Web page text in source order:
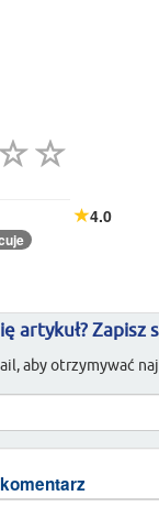
4.0
artykuł?
aby otrzymywać